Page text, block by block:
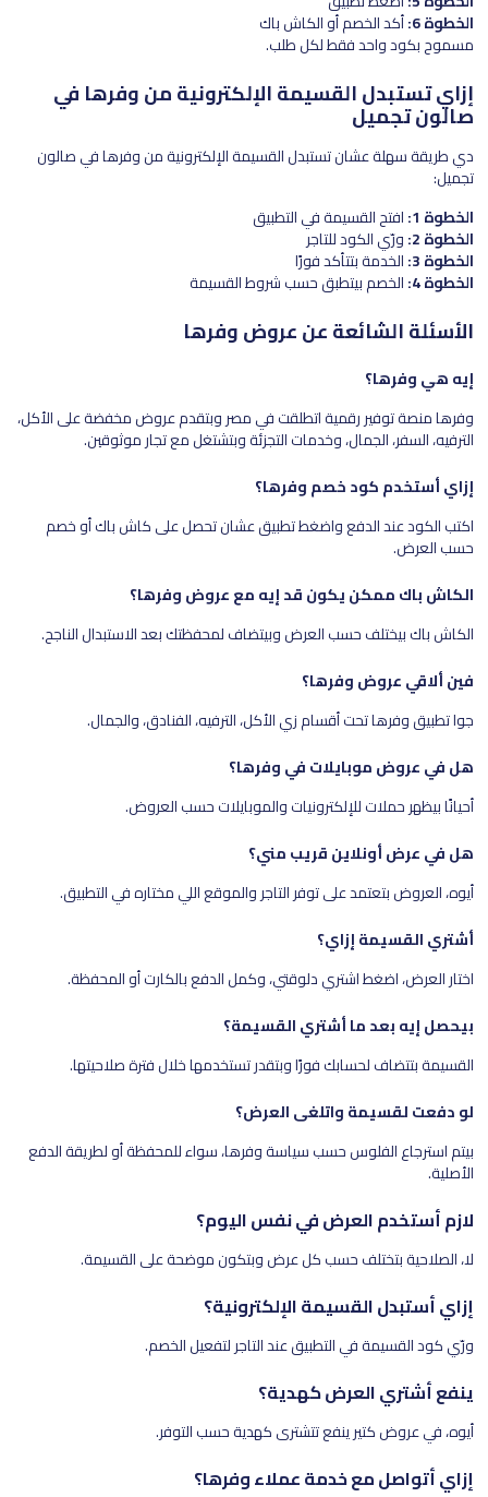
الخطوة 6: أكد الخصم أو الكاش باك
مسموح بكود واحد فقط لكل طلب.
إزاي تستبدل القسيمة الإلكترونية من وفرها في
صالون تجميل
دي طريقة سهلة عشان تستبدل القسيمة الإلكترونية من وفرها في صالون
تجميل:
الخطوة 1:
افتح القسيمة في التطبيق
الخطوة 2: ورّي الكود للتاجر
الخطوة 3: الخدمة بتتأكد فورًا
الخطوة 4: الخصم بيتطبق حسب شروط القسيمة
الأسئلة الشائعة عن عروض وفرها
إيه هي وفرها؟
وفرها منصة توفير رقمية اتطلقت في مصر وبتقدم عروض مخفضة على الأكل،
الترفيه، السفر، الجمال، وخدمات التجزئة وبتشتغل مع تجار موثوقين.
إزاي أستخدم كود خصم وفرها؟
اكتب الكود عند الدفع واضغط تطبيق عشان تحصل على كاش باك أو خصم
حسب العرض.
الكاش باك ممكن يكون قد إيه مع عروض وفرها؟
الكاش باك بيختلف حسب العرض وبيتضاف لمحفظتك بعد الاستبدال الناجح.
فين ألاقي عروض وفرها؟
جوا تطبيق وفرها تحت أقسام زي الأكل، الترفيه، الفنادق، والجمال.
هل في عروض موبايلات في وفرها؟
أحيانًا بيظهر حملات للإلكترونيات والموبايلات حسب العروض.
هل في عرض أونلاين قريب مني؟
أيوه، العروض بتعتمد على توفر التاجر والموقع اللي مختاره في التطبيق.
أشتري القسيمة إزاي؟
اختار العرض، اضغط اشتري دلوقتي، وكمل الدفع بالكارت أو المحفظة.
بيحصل إيه بعد ما أشتري القسيمة؟
القسيمة بتتضاف لحسابك فورًا وبتقدر تستخدمها خلال فترة صلاحيتها.
لو دفعت لقسيمة واتلغى العرض؟
بيتم استرجاع الفلوس حسب سياسة وفرها، سواء للمحفظة أو لطريقة الدفع
الأصلية.
لازم أستخدم العرض في نفس اليوم؟
لا، الصلاحية بتختلف حسب كل عرض وبتكون موضحة على القسيمة.
إزاي أستبدل القسيمة الإلكترونية؟
ورّي كود القسيمة في التطبيق عند التاجر لتفعيل الخصم.
ينفع أشتري العرض كهدية؟
أيوه، في عروض كتير ينفع تتشترى كهدية حسب التوفر.
إزاي أتواصل مع خدمة عملاء وفرها؟